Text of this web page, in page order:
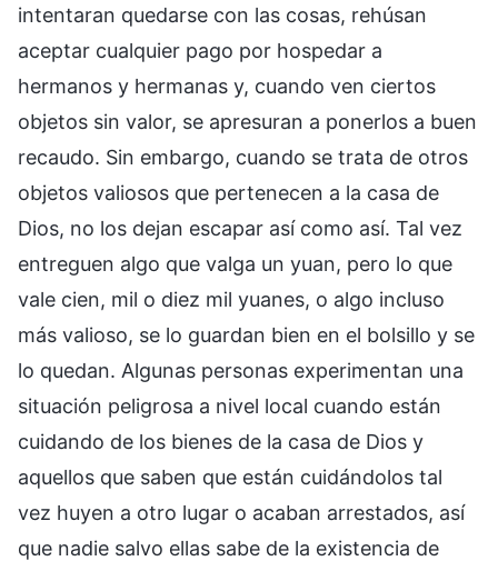
intentaran quedarse con las cosas, rehúsan
aceptar cualquier pago por hospedar a
hermanos y hermanas y, cuando ven ciertos
objetos sin valor, se apresuran a ponerlos a buen
recaudo. Sin embargo, cuando se trata de otros
objetos valiosos que pertenecen a la casa de
Dios, no los dejan escapar así como así. Tal vez
entreguen algo que valga un yuan, pero lo que
vale cien, mil o diez mil yuanes, o algo incluso
más valioso, se lo guardan bien en el bolsillo y se
lo quedan. Algunas personas experimentan una
situación peligrosa a nivel local cuando están
cuidando de los bienes de la casa de Dios y
aquellos que saben que están cuidándolos tal
vez huyen a otro lugar o acaban arrestados, así
que nadie salvo ellas sabe de la existencia de